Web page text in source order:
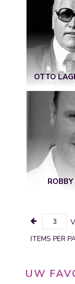
OTTO
ROBBY
ITEMS PER
UW